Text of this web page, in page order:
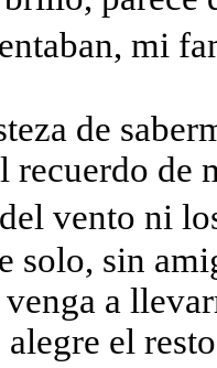
mi
de
recuerdo de
vento ni
solo, sin
a
el